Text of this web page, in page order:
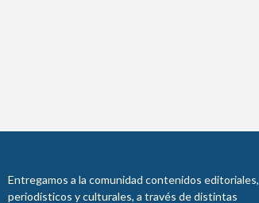
Entregamos a la comunidad contenidos editoriales,
periodísticos y culturales, a través de distintas